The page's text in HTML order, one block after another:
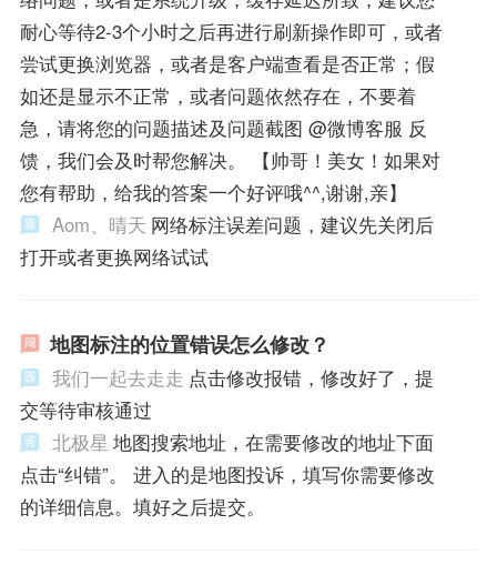
耐心等待2-3个小时之后再进行刷新操作即可，或者
尝试更换浏览器，或者是客户端查看是否正常；假
如还是显示不正常，或者问题依然存在，不要着
急，请将您的问题描述及问题截图 @微博客服 反
馈，我们会及时帮您解决。 【帅哥！美女！如果对
您有帮助，给我的答案一个好评哦^^,谢谢,亲】
Aom、晴天 网络标注误差问题，建议先关闭后
打开或者更换网络试试
地图标注的位置错误怎么修改？
我们一起去走走 点击修改报错，修改好了，提
交等待审核通过
北极星 地图搜索地址，在需要修改的地址下面
点击“纠错”。 进入的是地图投诉，填写你需要修改
的详细信息。填好之后提交。